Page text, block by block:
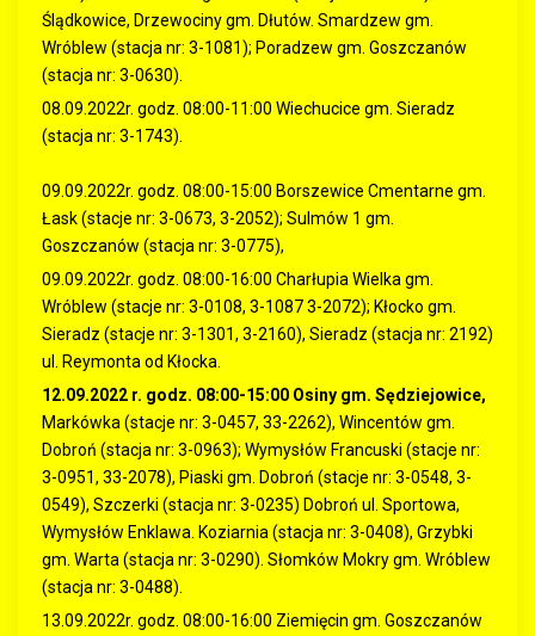
Ślądkowice, Drzewociny gm. Dłutów. Smardzew gm.
Wróblew (stacja nr: 3-1081); Poradzew gm. Goszczanów
(stacja nr: 3-0630).
08.09.2022r. godz. 08:00-11:00 Wiechucice gm. Sieradz
(stacja nr: 3-1743).
09.09.2022r. godz. 08:00-15:00 Borszewice Cmentarne gm.
Łask (stacje nr: 3-0673, 3-2052); Sulmów 1 gm.
Goszczanów (stacja nr: 3-0775),
09.09.2022r. godz. 08:00-16:00 Charłupia Wielka gm.
Wróblew (stacje nr: 3-0108, 3-1087 3-2072); Kłocko gm.
Sieradz (stacje nr: 3-1301, 3-2160), Sieradz (stacja nr: 2192)
ul. Reymonta od Kłocka.
12.09.2022 r. godz. 08:00-15:00 Osiny gm. Sędziejowice,
Markówka (stacje nr: 3-0457, 33-2262), Wincentów gm.
Dobroń (stacja nr: 3-0963); Wymysłów Francuski (stacje nr:
3-0951, 33-2078), Piaski gm. Dobroń (stacje nr: 3-0548, 3-
0549), Szczerki (stacja nr: 3-0235) Dobroń ul. Sportowa,
Wymysłów Enklawa. Koziarnia (stacja nr: 3-0408), Grzybki
gm. Warta (stacja nr: 3-0290). Słomków Mokry gm. Wróblew
(stacja nr: 3-0488).
13.09.2022r. godz. 08:00-16:00 Ziemięcin gm. Goszczanów